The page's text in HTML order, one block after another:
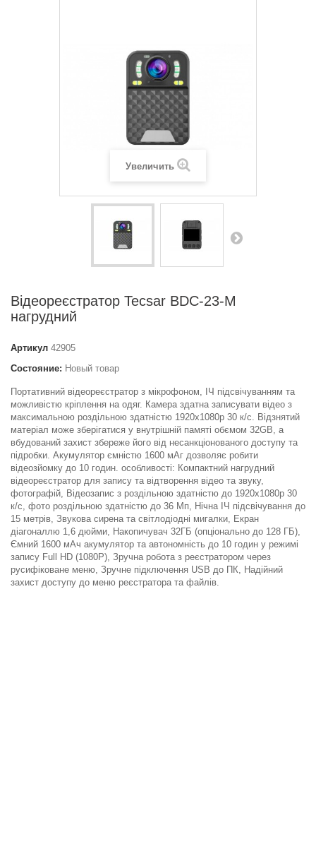
Увеличить
Відеореєстратор Tecsar BDC-23-M
нагрудний
Артикул 42905
Состояние: Новый товар
Портативний відеореєстратор з мікрофоном, ІЧ підсвічуванням та
можливістю кріплення на одяг. Камера здатна записувати відео з
максимальною роздільною здатністю 1920x1080p 30 к/с. Відзнятий
матеріал може зберігатися у внутрішній памяті обємом 32GB, а
вбудований захист збереже його від несанкціонованого доступу та
підробки. Акумулятор ємністю 1600 мАг дозволяє робити
відеозйомку до 10 годин. особливості: Компактний нагрудний
відеореєстратор для запису та відтворення відео та звуку,
фотографій, Відеозапис з роздільною здатністю до 1920x1080p 30
к/с, фото роздільною здатністю до 36 Мп, Нічна ІЧ підсвічування до
15 метрів, Звукова сирена та світлодіодні мигалки, Екран
діагоналлю 1,6 дюйми, Накопичувач 32ГБ (опціонально до 128 ГБ),
Ємний 1600 мАч акумулятор та автономність до 10 годин у режимі
запису Full HD (1080P), Зручна робота з реєстратором через
русифіковане меню, Зручне підключення USB до ПК, Надійний
захист доступу до меню реєстратора та файлів.